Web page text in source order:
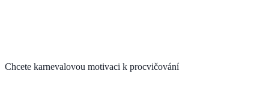
Chcete karnevalovou motivaci k procvičování